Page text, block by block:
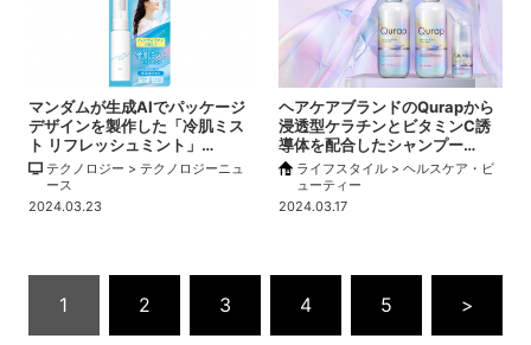
マンダムが生成AIでパッケージ
デザインを製作した「冷肌ミス
ト リフレッシュミント」…
テクノロジー > テクノロジーニュ
ース
2024.03.23
ヘアケアブランドのQurapから
浸透型ケラチンとビタミンC誘
導体を配合したシャンプー…
ライフスタイル > ヘルスケア・ビ
ューティー
2024.03.17
1 2 3 4 5 >